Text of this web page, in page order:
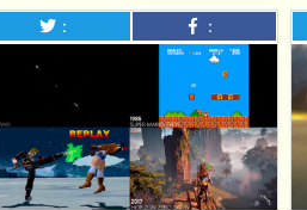
： ：